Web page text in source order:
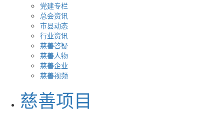
党建专栏
总会资讯
市县动态
行业资讯
慈善答疑
慈善人物
慈善企业
慈善视频
慈善项目